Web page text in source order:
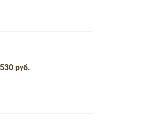
530 руб.